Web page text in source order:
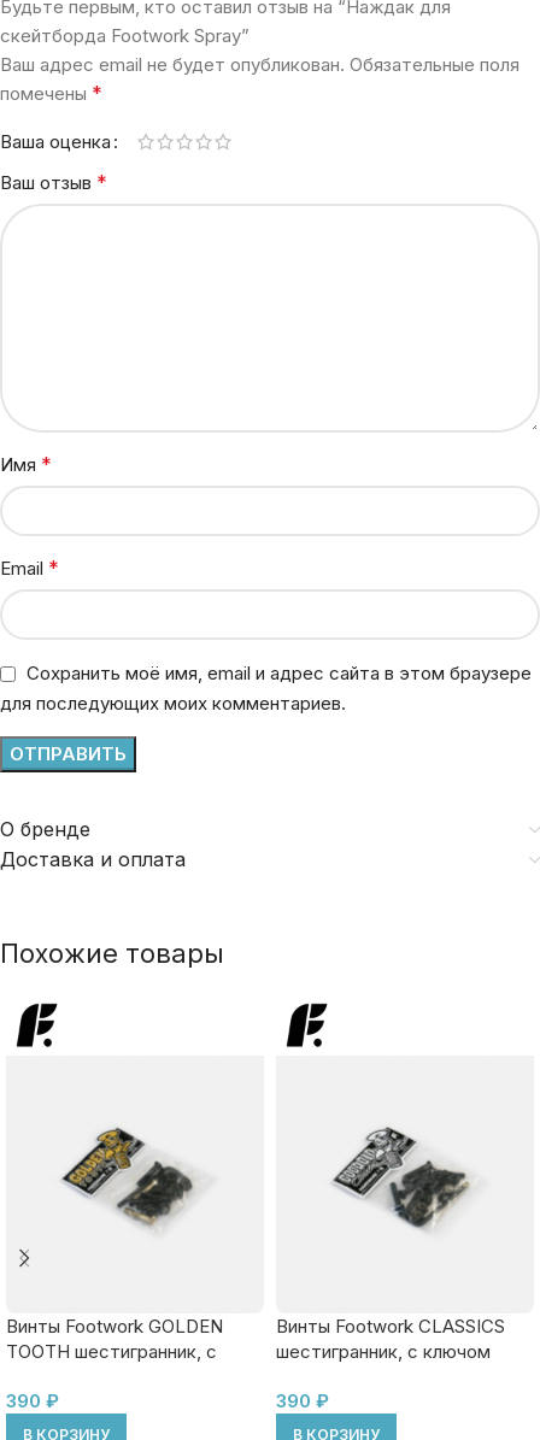
Будьте первым, кто оставил отзыв на “Наждак для
скейтборда Footwork Spray”
Ваш адрес email не будет опубликован. Обязательные поля
помечены *
Ваша оценка
Ваш отзыв *
Имя *
Email *
Сохранить моё имя, email и адрес сайта в этом браузере
для последующих моих комментариев.
О бренде
Доставка и оплата
Похожие товары
Винты Footwork GOLDEN
TOOTH шестигранник, с
390 ₽
В КОРЗИНУ
Винты Footwork CLASSICS
шестигранник, с ключом
390 ₽
В КОРЗИНУ